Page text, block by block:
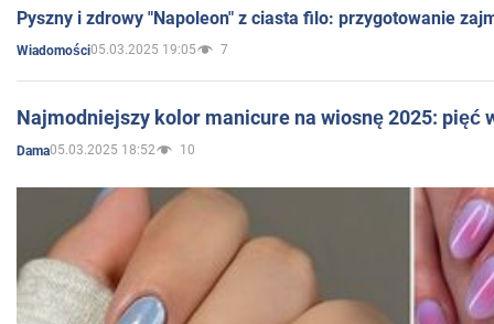
Pyszny i zdrowy "Napoleon" z ciasta filo: przygotowanie
Wiadomości05.03.2025 19:05 7
Najmodniejszy kolor manicure na wiosnę 2025: pięć
Dama05.03.2025 18:52 10